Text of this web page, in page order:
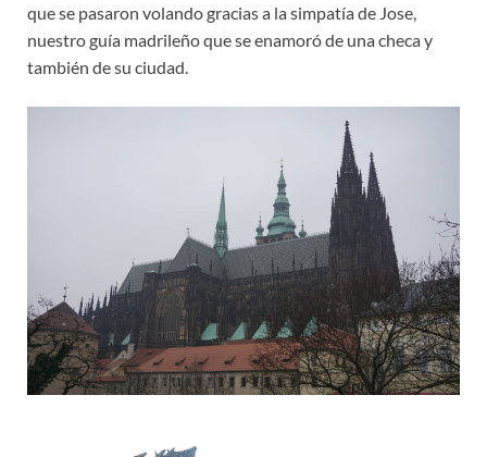
que se pasaron volando gracias a la simpatía de Jose,
nuestro guía madrileño que se enamoró de una checa y
también de su ciudad.